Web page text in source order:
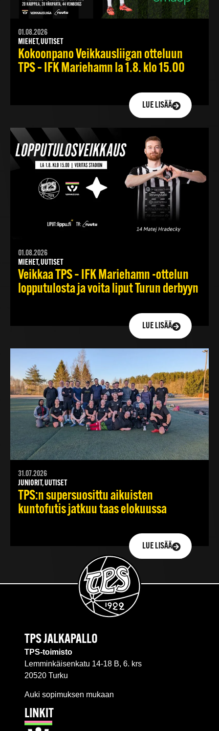
01.08.2026
MIEHET, UUTISET
Kokoonpano Veikkausliigan otteluun
TPS – IFK Mariehamn la 1.8. klo 15.00
LUE LISÄÄ
01.08.2026
MIEHET, UUTISET
Veikkaa TPS – IFK Mariehamn -ottelun
lopputulosta ja voita liput Turun derbyyn
LUE LISÄÄ
31.07.2026
JUNIORIT, UUTISET
TPS:n supersuosittu aikuisten
kuntofutis jatkuu taas elokuussa
LUE LISÄÄ
TPS JALKAPALLO
TPS-toimisto
Lemminkäisenkatu 14-18 B, 6. krs
20520 Turku
Auki sopimuksen mukaan
LINKIT